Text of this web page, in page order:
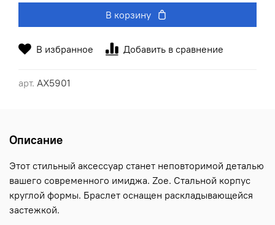
В избранное Добавить в сравнение
арт. AX5901
В корзину
Описание
Этот стильный аксессуар станет неповторимой деталью
вашего современного имиджа. Zoe. Стальной корпус
круглой формы. Браслет оснащен раскладывающейся
застежкой.